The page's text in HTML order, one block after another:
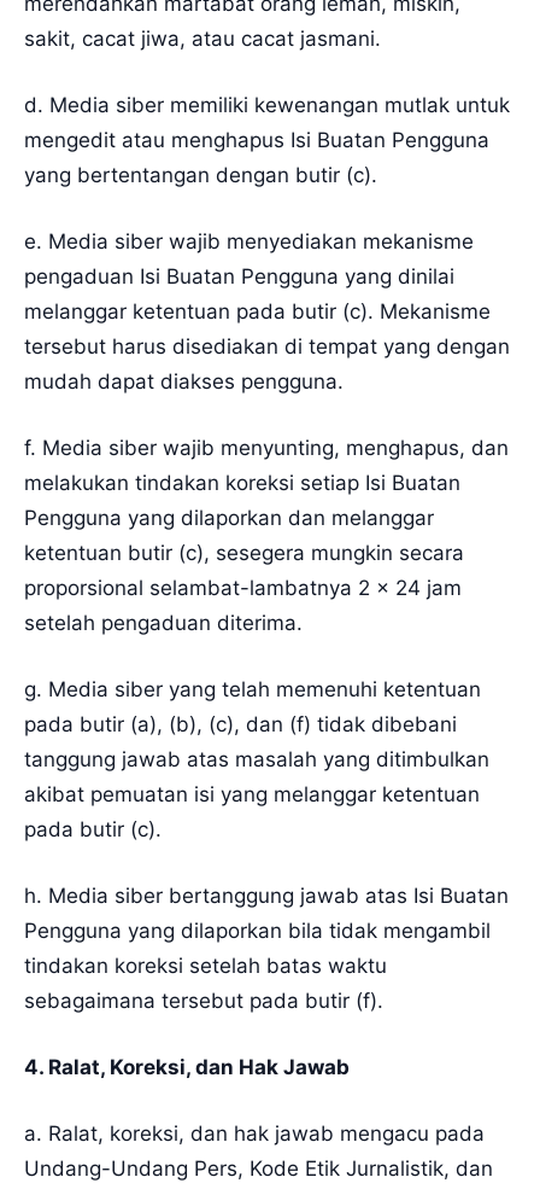
sakit, cacat jiwa, atau cacat jasmani.
d. Media siber memiliki kewenangan mutlak untuk
mengedit atau menghapus Isi Buatan Pengguna
yang bertentangan dengan butir (c).
e. Media siber wajib menyediakan mekanisme
pengaduan Isi Buatan Pengguna yang dinilai
melanggar ketentuan pada butir (c). Mekanisme
tersebut harus disediakan di tempat yang dengan
mudah dapat diakses pengguna.
f. Media siber wajib menyunting, menghapus, dan
melakukan tindakan koreksi setiap Isi Buatan
Pengguna yang dilaporkan dan melanggar
ketentuan butir (c), sesegera mungkin secara
proporsional selambat-lambatnya 2 x 24 jam
setelah pengaduan diterima.
g. Media siber yang telah memenuhi ketentuan
pada butir (a), (b), (c), dan (f) tidak dibebani
tanggung jawab atas masalah yang ditimbulkan
akibat pemuatan isi yang melanggar ketentuan
pada butir (c).
h. Media siber bertanggung jawab atas Isi Buatan
Pengguna yang dilaporkan bila tidak mengambil
tindakan koreksi setelah batas waktu
sebagaimana tersebut pada butir (f).
4. Ralat, Koreksi, dan Hak Jawab
a. Ralat, koreksi, dan hak jawab mengacu pada
Undang-Undang Pers, Kode Etik Jurnalistik, dan